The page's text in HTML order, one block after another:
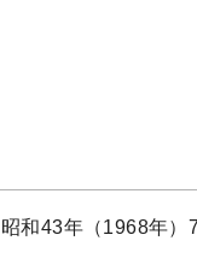
昭和43年（1968年）